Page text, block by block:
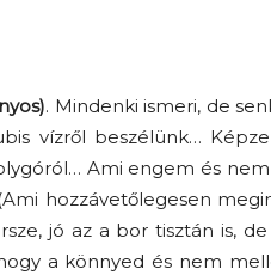
. Mindenki ismeri, de
vízről beszélünk…
Ami engem és
hozzávetőlegesen
jó az a bor tisztán is,
a könnyed és nem